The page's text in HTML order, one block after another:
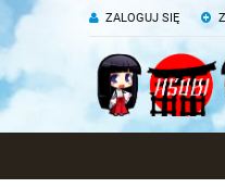
ZALOGUJ SIĘ